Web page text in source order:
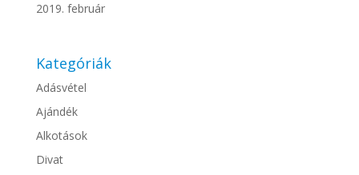
2019. február
Kategóriák
Adásvétel
Ajándék
Alkotások
Divat